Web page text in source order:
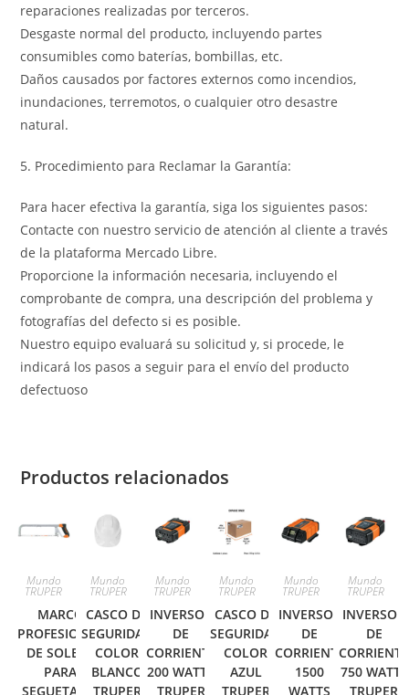
reparaciones realizadas por terceros.
Desgaste normal del producto, incluyendo partes
consumibles como baterías, bombillas, etc.
Daños causados por factores externos como incendios,
inundaciones, terremotos, o cualquier otro desastre
natural.
5. Procedimiento para Reclamar la Garantía:
Para hacer efectiva la garantía, siga los siguientes pasos:
Contacte con nuestro servicio de atención al cliente a través
de la plataforma Mercado Libre.
Proporcione la información necesaria, incluyendo el
comprobante de compra, una descripción del problema y
fotografías del defecto si es posible.
Nuestro equipo evaluará su solicitud y, si procede, le
indicará los pasos a seguir para el envío del producto
defectuoso
Productos relacionados
Mundo
TRUPER
MARCO
PROFESIONAL
DE SOLERA
PARA
SEGUETA 12′
Mundo
TRUPER
CASCO DE
SEGURIDAD
COLOR
BLANCO
TRUPER
Mundo
TRUPER
INVERSOR
DE
CORRIENTE
200 WATTS
TRUPER
Mundo
TRUPER
CASCO DE
SEGURIDAD
COLOR
AZUL
TRUPER
Mundo
TRUPER
INVERSOR
DE
CORRIENTE
1500
WATTS
Mundo
TRUPER
INVERSOR
DE
CORRIENTE
750 WATTS
TRUPER